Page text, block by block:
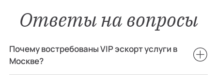
Ответы на вопросы
Почему востребованы VIP эскорт услуги в
Москве?